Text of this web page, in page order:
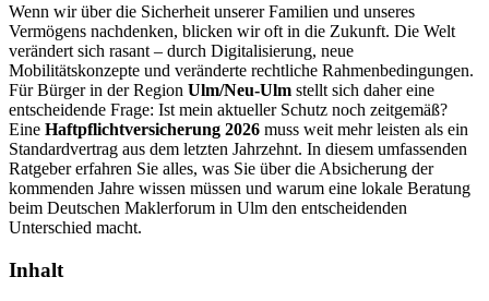
Wenn wir über die Sicherheit unserer Familien und unseres
Vermögens nachdenken, blicken wir oft in die Zukunft. Die Welt
verändert sich rasant – durch Digitalisierung, neue
Mobilitätskonzepte und veränderte rechtliche Rahmenbedingungen.
Für Bürger in der Region Ulm/Neu-Ulm stellt sich daher eine
entscheidende Frage: Ist mein aktueller Schutz noch zeitgemäß?
Eine Haftpflichtversicherung 2026 muss weit mehr leisten als ein
Standardvertrag aus dem letzten Jahrzehnt. In diesem umfassenden
Ratgeber erfahren Sie alles, was Sie über die Absicherung der
kommenden Jahre wissen müssen und warum eine lokale Beratung
beim Deutschen Maklerforum in Ulm den entscheidenden
Unterschied macht.
Inhalt